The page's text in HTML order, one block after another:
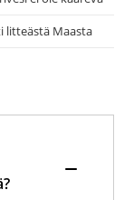
litteästä Maasta